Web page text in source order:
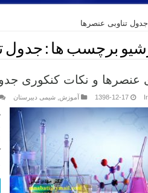
جدول تناوبی عنصرها
برچسب ها : جدول
عنصرها و نکات کنکوری
1398-12-17 آموزش ,شیمی دبیرستان